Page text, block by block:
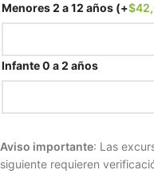
Menores 2 a 12 años (+$
Infante 0 a 2 años
Aviso importante: Las
siguiente requieren